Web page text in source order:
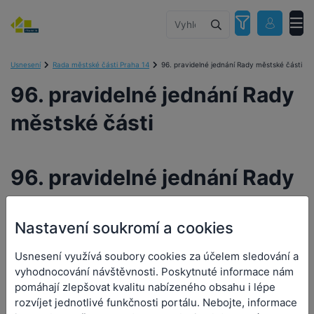
Usnesení Rada městské části Praha 14 96. pravidelné jednání Rady městské části
96. pravidelné jednání Rady
městské části
96. pravidelné jednání Rady
městské části
Datum a čas jednání:22. 10. 2025 15:00
Přílohy (0)
Nastavení soukromí a cookies
Usnesení využívá soubory cookies za účelem sledování a
vyhodnocování návštěvnosti. Poskytnuté informace nám
pomáhají zlepšovat kvalitu nabízeného obsahu i lépe
rozvíjet jednotlivé funkčnosti portálu. Nebojte, informace